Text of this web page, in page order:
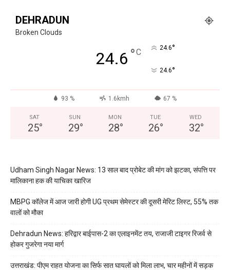
DEHRADUN
Broken Clouds
24.6 °C 24.6°
24.6°
93 % 1.6kmh 67 %
SAT
25°
SUN
29°
MON
28°
TUE
26°
WED
32°
Udham Singh Nagar News: 13 साल बाद प्रोबेट की मांग को झटका, संपत्ति पर
मालिकाना हक की याचिका खारिज
MBPG कॉलेज में आज जारी होगी UG प्रथम सेमेस्टर की दूसरी मेरिट लिस्ट, 55% तक
वालों को मौका
Dehradun News: हरिद्वार बाईपास-2 का एलाइनमेंट तय, राजाजी टाइगर रिजर्व से
होकर गुजरेगा नया मार्ग
उत्तराखंड: पीएम राहत योजना का सिर्फ सात घायलों को मिला लाभ, चार महीनों में सड़क